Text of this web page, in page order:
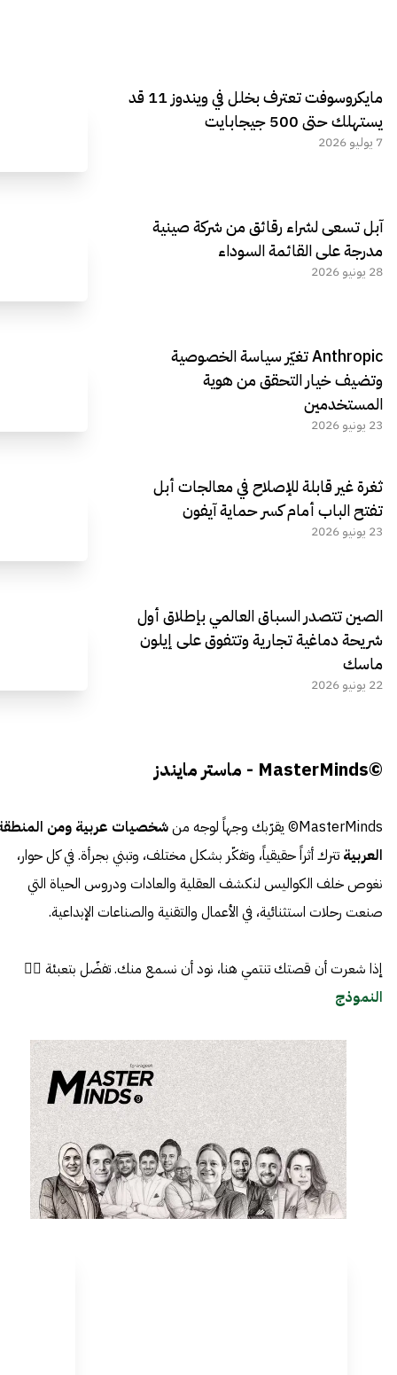
مايكروسوفت تعترف بخلل في ويندوز 11 قد
يستهلك حتى 500 جيجابايت
7 يوليو 2026
آبل تسعى لشراء رقائق من شركة صينية
مدرجة على القائمة السوداء
28 يونيو 2026
Anthropic تغيّر سياسة الخصوصية
وتضيف خيار التحقق من هوية
المستخدمين
23 يونيو 2026
ثغرة غير قابلة للإصلاح في معالجات أبل
تفتح الباب أمام كسر حماية آيفون
23 يونيو 2026
الصين تتصدر السباق العالمي بإطلاق أول
شريحة دماغية تجارية وتتفوق على إيلون
ماسك
22 يونيو 2026
©MasterMinds - ماستر مايندز
MasterMinds© يقرّبك وجهاً لوجه من
شخصيات عربية ومن
العربية تترك أثراً حقيقياً، وتفكّر بشكل مختلف، وتبني بجرأة. في كل حوار،
نغوص خلف الكواليس لنكشف العقلية والعادات ودروس الحياة التي
صنعت رحلات استثنائية، في الأعمال والتقنية والصناعات الإبداعية.
إذا شعرت أن قصتك تنتمي هنا، نود أن نسمع منك. تفضّل بتعبئة 👈🏼
النموذج